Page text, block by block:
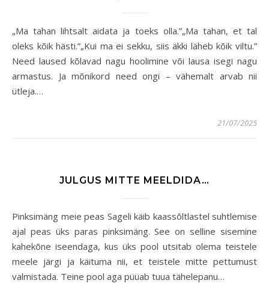
„Ma tahan lihtsalt aidata ja toeks olla.”„Ma tahan, et tal
oleks kõik hästi.”„Kui ma ei sekku, siis äkki läheb kõik viltu.”
Need laused kõlavad nagu hoolimine või lausa isegi nagu
armastus. Ja mõnikord need ongi – vähemalt arvab nii
ütleja.…
21/07/2025
JULGUS MITTE MEELDIDA…
Pinksimäng meie peas Sageli käib kaassõltlastel suhtlemise
ajal peas üks paras pinksimäng. See on selline sisemine
kahekõne iseendaga, kus üks pool utsitab olema teistele
meele järgi ja käituma nii, et teistele mitte pettumust
valmistada. Teine pool aga püüab tuua tähelepanu…